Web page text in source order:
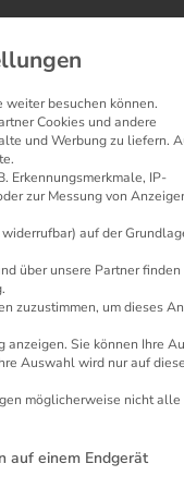
Blender
weiter besuchen können.
Cookies und andere
und Werbung zu liefern.
Erkennungsmerkmale, IP-
zur Messung von
auf der
über unsere Partner finden
zuzustimmen, um dieses
Sie können Ihre
Auswahl wird nur auf
möglicherweise nicht alle
des IAB
auf einem Endgerät